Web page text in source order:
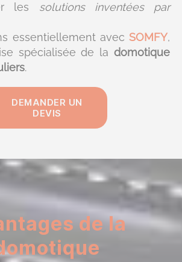
les solutions inventées par
essentiellement avec SOMFY,
spécialisée de la domotique
.
DEMANDER UN
DEVIS
de la